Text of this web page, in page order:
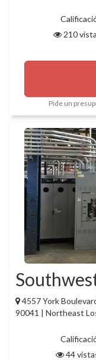
210
Pide un
4557 York
90041 | Northeast
44